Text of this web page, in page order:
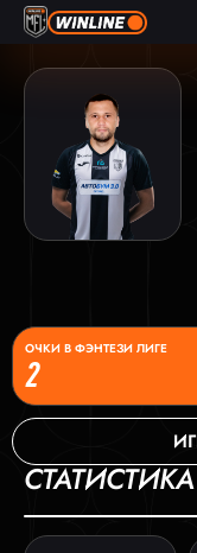
2
ОЧКИ В ФЭНТЕЗИ ЛИГЕ